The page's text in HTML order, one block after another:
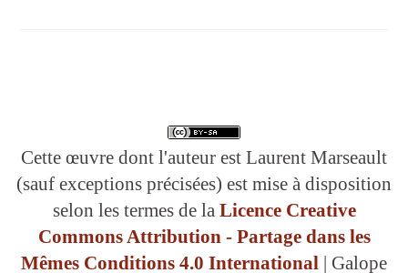
Cette œuvre dont l'auteur est Laurent Marseault
(sauf exceptions précisées) est mise à disposition
selon les termes de la Licence Creative
Commons Attribution - Partage dans les
Mêmes Conditions 4.0 International | Galope